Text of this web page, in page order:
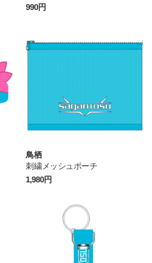
990円
鳥栖
刺繍メッシュポーチ
1,980円